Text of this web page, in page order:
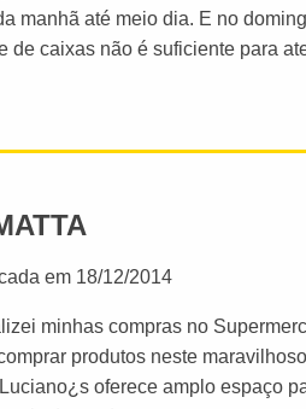
manhã até meio dia. E no
de caixas não é suficiente para
em 18/12/2014
minhas compras no
produtos neste
oferece amplo espaço